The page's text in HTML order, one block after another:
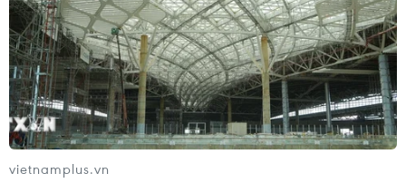
vietnamplus.vn